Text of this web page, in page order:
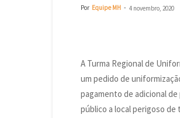
Por Equipe MH - 4 novembro, 2020
A Turma Regional de
um pedido de
pagamento de adicional
público a local perigoso de